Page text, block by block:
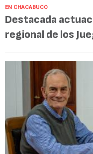
EN CHACABUCO
Destacada
regional de los